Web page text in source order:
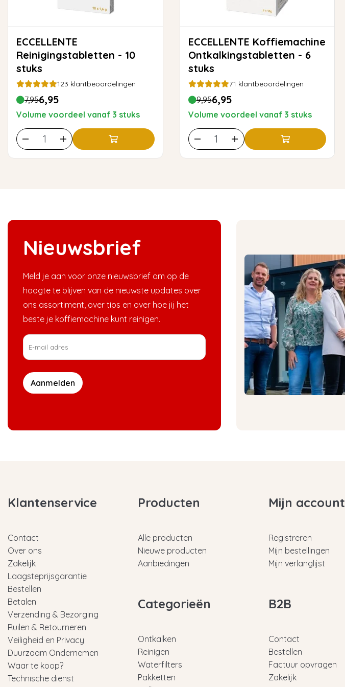
ECCELLENTE
Reinigingstabletten - 10
stuks
123 klantbeoordelingen
7,956,95
Volume voordeel vanaf 3 stuks
ECCELLENTE Koffiemachine
Ontkalkingstabletten - 6
stuks
71 klantbeoordelingen
9,956,95
Volume voordeel vanaf 3 stuks
Nieuwsbrief
Meld je aan voor onze nieuwsbrief om op de
hoogte te blijven van de nieuwste updates over
ons assortiment, over tips en over hoe jij het
beste je koffiemachine kunt reinigen.
Aanmelden
Klantenservice
Contact
Over ons
Zakelijk
Laagsteprijsgarantie
Bestellen
Betalen
Verzending & Bezorging
Ruilen & Retourneren
Veiligheid en Privacy
Duurzaam Ondernemen
Waar te koop?
Technische dienst
Producten
Alle producten
Nieuwe producten
Aanbiedingen
Categorieën
Ontkalken
Reinigen
Waterfilters
Pakketten
Mijn account
Registreren
Mijn bestellingen
Mijn verlanglijst
B2B
Contact
Bestellen
Factuur opvragen
Zakelijk